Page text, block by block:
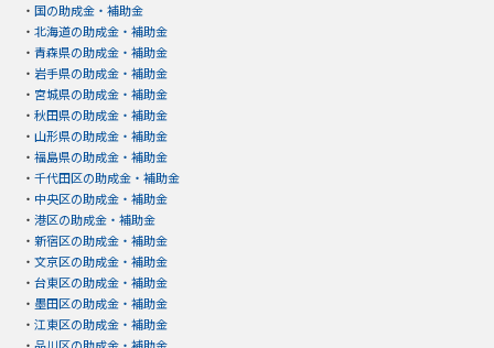
・ 国の助成金・補助金
・ 北海道の助成金・補助金
・ 青森県の助成金・補助金
・ 岩手県の助成金・補助金
・ 宮城県の助成金・補助金
・ 秋田県の助成金・補助金
・ 山形県の助成金・補助金
・ 福島県の助成金・補助金
・ 千代田区の助成金・補助金
・ 中央区の助成金・補助金
・ 港区の助成金・補助金
・ 新宿区の助成金・補助金
・ 文京区の助成金・補助金
・ 台東区の助成金・補助金
・ 墨田区の助成金・補助金
・ 江東区の助成金・補助金